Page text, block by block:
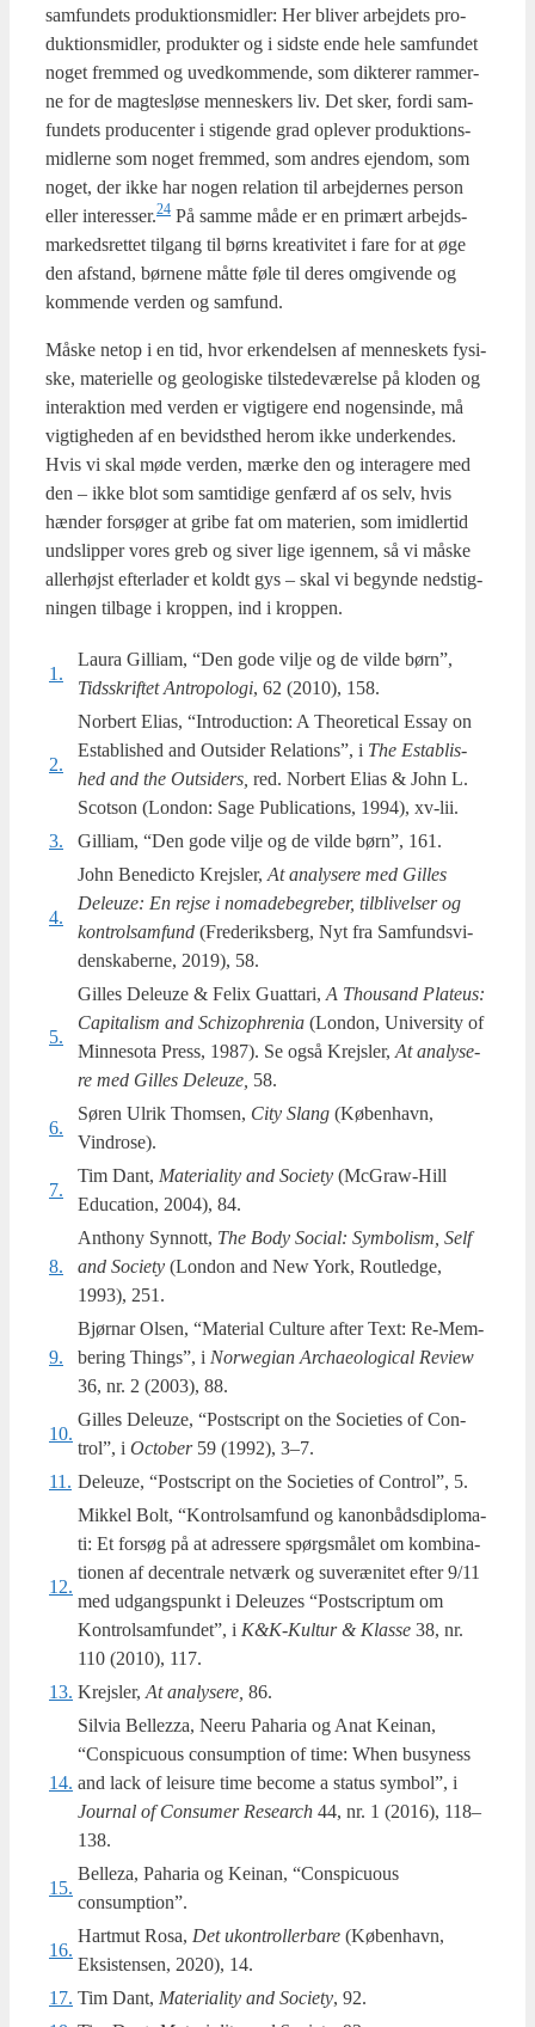
sam­fun­dets pro­duk­tions­mid­ler: Her bli­ver arbej­dets pro­
duk­tions­mid­ler, pro­duk­ter og i sid­ste ende hele sam­fun­det
noget frem­med og uved­kom­men­de, som dik­te­rer ram­mer­
ne for de mag­tes­lø­se men­ne­skers liv. Det sker, for­di sam­
fun­dets pro­du­cen­ter i sti­gen­de grad ople­ver pro­duk­tions­
mid­ler­ne som noget frem­med, som andres ejen­dom, som
noget, der ikke har nogen rela­tion til arbej­der­nes per­son
eller interesser.24 På sam­me måde er en pri­mært arbejds­
mar­keds­ret­tet til­gang til børns kre­a­ti­vi­tet i fare for at øge
den afstand, bør­ne­ne måt­te føle til deres omgi­ven­de og
kom­men­de ver­den og sam­fund.
Måske net­op i en tid, hvor erken­del­sen af men­ne­skets fysi­
ske, mate­ri­el­le og geo­lo­gi­ske til­ste­de­væ­rel­se på klo­den og
inter­ak­tion med ver­den er vig­ti­ge­re end nogen­sin­de, må
vig­tig­he­den af en bevidst­hed her­om ikke under­ken­des.
Hvis vi skal møde ver­den, mær­ke den og inter­a­ge­re med
den – ikke blot som sam­ti­di­ge gen­færd af os selv, hvis
hæn­der for­sø­ger at gri­be fat om mate­ri­en, som imid­ler­tid
unds­lip­per vores greb og siver lige igen­nem, så vi måske
aller­højst efter­la­der et koldt gys – skal vi begyn­de nedstig­
nin­gen til­ba­ge i krop­pen, ind i krop­pen.
1.
Laura Gil­li­am, “Den gode vil­je og de vil­de børn”,
Tids­skrif­tet Antro­po­lo­gi, 62 (2010), 158.
2.
Norbert Eli­as, “Intro­duction: A The­o­re­ti­cal Essay on
Establis­hed and Out­si­der Rela­tions”, i The Establis­
hed and the Out­si­ders, red. Nor­bert Eli­as & John L.
Scot­son (Lon­don: Sage Publi­ca­tions, 1994), xv-lii.
3.
Gilliam, “Den gode vil­je og de vil­de børn”, 161.
4.
John Bene­di­cto Krejs­ler, At ana­ly­se­re med Gil­les
Deleuze: En rej­se i noma­de­be­gre­ber, til­bli­vel­ser og
kon­trol­sam­fund (Fre­de­riks­berg, Nyt fra Sam­funds­vi­
den­ska­ber­ne, 2019), 58.
5.
Gilles Deleuze & Felix Guat­ta­ri, A Thous­and Pla­teus:
Capi­ta­lism and Schizop­hre­nia (Lon­don, Uni­ver­si­ty of
Min­neso­ta Press, 1987). Se også Krejs­ler, At ana­ly­se­
re med Gil­les Deleuze, 58.
6.
Søren Ulrik Thom­sen, City Slang (Køben­havn,
Vindrose).
7.
Tim Dant, Mate­ri­a­li­ty and Socie­ty (McGraw-Hill
Educa­tion, 2004), 84.
8.
Anthony Syn­nott, The Body Soci­al: Sym­bo­lism, Self
and Socie­ty (Lon­don and New York, Rout­led­ge,
1993), 251.
9.
Bjørnar Olsen, “Mate­ri­al Cul­tu­re after Text: Re-Mem­
be­ring Things”, i Norwe­gi­an Archa­e­o­lo­gi­cal Review
36, nr. 2 (2003), 88.
10.
Gilles Deleuze, “Postscript on the Socie­ties of Con­
trol”, i Octo­ber 59 (1992), 3–7.
11. Deleuze, “Postscript on the Socie­ties of Con­trol”, 5.
12.
Mikkel Bolt, “Kon­trol­sam­fund og kanon­bå­ds­diplo­ma­
ti: Et for­søg på at adres­se­re spørgs­må­let om kom­bi­na­
tio­nen af decen­tra­le net­værk og suveræ­ni­tet efter 9/11
med udgangs­punkt i Deleuzes “Postscrip­tum om
Kon­trol­sam­fun­det”, i K&K‑Kultur & Klas­se 38, nr.
110 (2010), 117.
13. Krejsler, At ana­ly­se­re, 86.
14.
Silvia Bel­lezza, Neeru Paha­ria og Anat Kei­nan,
“Con­spi­cuous consump­tion of time: When busy­ness
and lack of lei­su­re time become a sta­tus sym­bol”, i
Jour­nal of Consu­mer Research 44, nr. 1 (2016), 118–
138.
15.
Belleza, Paha­ria og Kei­nan, “Con­spi­cuous
consumption”.
16.
Hartmut Rosa, Det ukon­trol­ler­ba­re (Køben­havn,
Eksi­sten­sen, 2020), 14.
17. Tim Dant, Mate­ri­a­li­ty and Socie­ty, 92.